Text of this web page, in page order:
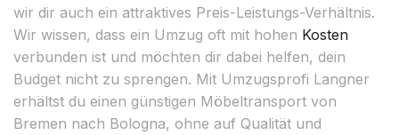
wir dir auch ein attraktives Preis-Leistungs-Verhältnis.
Wir wissen, dass ein Umzug oft mit hohen Kosten
verbunden ist und möchten dir dabei helfen, dein
Budget nicht zu sprengen. Mit Umzugsprofi Langner
erhältst du einen günstigen Möbeltransport von
Bremen nach Bologna, ohne auf Qualität und